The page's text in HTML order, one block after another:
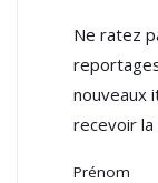
Ne ratez
nouveaux
recevoir
Prénom